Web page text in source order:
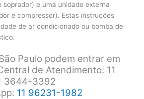
soprador) e uma unidade externa
e compressor). Estas instruções
de ar condicionado ou bomba de
Paulo podem entrar em
de Atendimento: 11
3644-3392
11 96231-1982